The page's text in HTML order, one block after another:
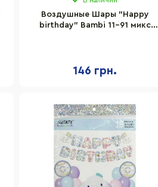
Воздушные Шары "Happy
birthday" Bambi 11-91 микс
146 грн.